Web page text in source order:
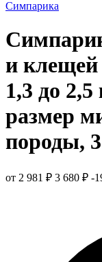
Симпарика
и клещей
1,3 до
размер
породы,
от 2 981 ₽ 3 680 ₽ -